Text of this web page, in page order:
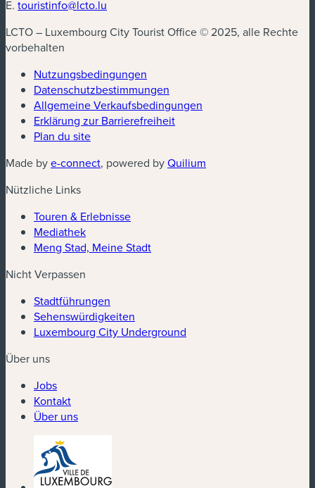
E. touristinfo@lcto.lu
LCTO – Luxembourg City Tourist Office © 2025, alle Rechte
vorbehalten
Nutzungsbedingungen
Datenschutzbestimmungen
Allgemeine Verkaufsbedingungen
Erklärung zur Barrierefreiheit
Plan du site
Made bye-connect(neues Fenster)
, powered byQuilium
Nützliche Links
Touren & Erlebnisse
Mediathek
Meng Stad, Meine Stadt
Nicht Verpassen
Stadtführungen
Sehenswürdigkeiten
Luxembourg City Underground
Über uns
Jobs
Kontakt
Über uns